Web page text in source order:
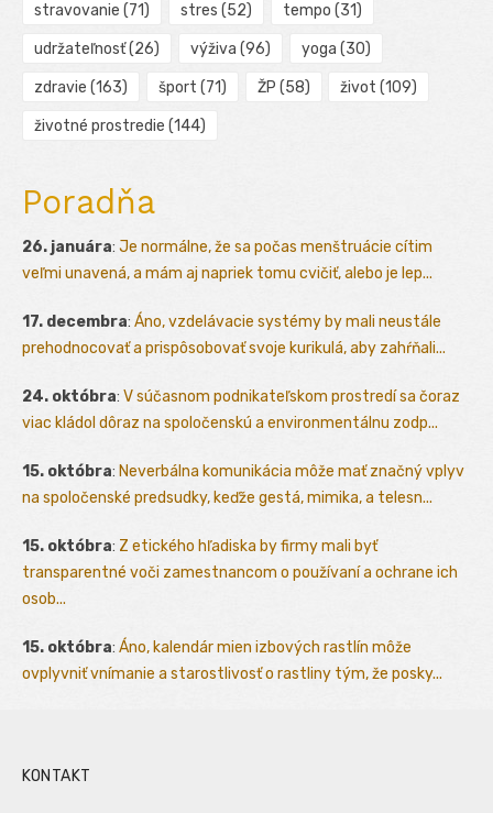
stravovanie (71) stres (52) tempo (31)
udržateľnosť(26) výživa (96) yoga (30)
zdravie (163) šport (71) ŽP (58) život (109)
životné prostredie (144)
Poradňa
26. januára: Je normálne, že sa počas menštruácie cítim
veľmi unavená, a mám aj napriek tomu cvičiť, alebo je lep...
17. decembra: Áno, vzdelávacie systémy by mali neustále
prehodnocovať a prispôsobovať svoje kurikulá, aby zahŕňali...
24. októbra: V súčasnom podnikateľskom prostredí sa čoraz
viac kládol dôraz na spoločenskú a environmentálnu zodp...
15. októbra: Neverbálna komunikácia môže mať značný vplyv
na spoločenské predsudky, keďže gestá, mimika, a telesn...
15. októbra: Z etického hľadiska by firmy mali byť
transparentné voči zamestnancom o používaní a ochrane ich
osob...
15. októbra: Áno, kalendár mien izbových rastlín môže
ovplyvniť vnímanie a starostlivosť o rastliny tým, že posky...
KONTAKT